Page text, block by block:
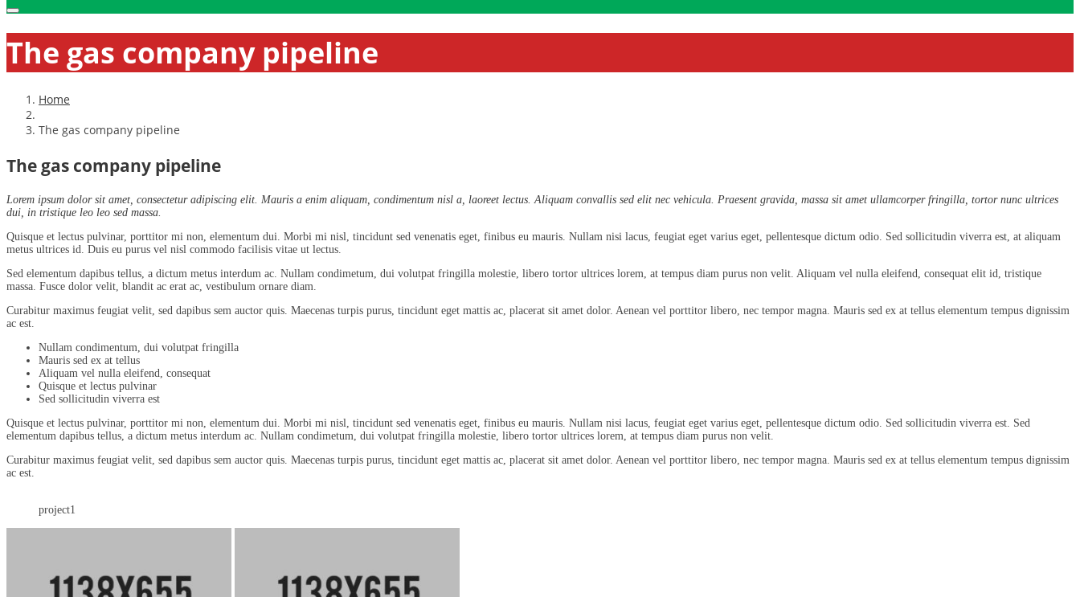
The gas company pipeline
Home
The gas company pipeline
The gas company pipeline
Lorem ipsum dolor sit amet, consectetur adipiscing elit. Mauris a enim aliquam, condimentum nisl a, laoreet lectus. Aliquam convallis sed elit nec vehicula. Praesent gravida, massa sit amet ullamcorper fringilla, tortor nunc ultrices
dui, in tristique leo leo sed massa.
Quisque et lectus pulvinar, porttitor mi non, elementum dui. Morbi mi nisl, tincidunt sed venenatis eget, finibus eu mauris. Nullam nisi lacus, feugiat eget varius eget, pellentesque dictum odio. Sed sollicitudin viverra est, at aliquam
metus ultrices id. Duis eu purus vel nisl commodo facilisis vitae ut lectus.
Sed elementum dapibus tellus, a dictum metus interdum ac. Nullam condimetum, dui volutpat fringilla molestie, libero tortor ultrices lorem, at tempus diam purus non velit. Aliquam vel nulla eleifend, consequat elit id, tristique
massa. Fusce dolor velit, blandit ac erat ac, vestibulum ornare diam.
Curabitur maximus feugiat velit, sed dapibus sem auctor quis. Maecenas turpis purus, tincidunt eget mattis ac, placerat sit amet dolor. Aenean vel porttitor libero, nec tempor magna. Mauris sed ex at tellus elementum tempus dignissim
ac est.
Nullam condimentum, dui volutpat fringilla
Mauris sed ex at tellus
Aliquam vel nulla eleifend, consequat
Quisque et lectus pulvinar
Sed sollicitudin viverra est
Quisque et lectus pulvinar, porttitor mi non, elementum dui. Morbi mi nisl, tincidunt sed venenatis eget, finibus eu mauris. Nullam nisi lacus, feugiat eget varius eget, pellentesque dictum odio. Sed sollicitudin viverra est. Sed
elementum dapibus tellus, a dictum metus interdum ac. Nullam condimetum, dui volutpat fringilla molestie, libero tortor ultrices lorem, at tempus diam purus non velit.
Curabitur maximus feugiat velit, sed dapibus sem auctor quis. Maecenas turpis purus, tincidunt eget mattis ac, placerat sit amet dolor. Aenean vel porttitor libero, nec tempor magna. Mauris sed ex at tellus elementum tempus dignissim
ac est.
project1